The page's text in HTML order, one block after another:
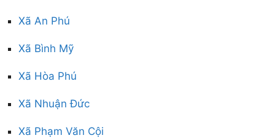
Xã An Phú
Xã Bình Mỹ
Xã Hòa Phú
Xã Nhuận Đức
Xã Phạm Văn Cội